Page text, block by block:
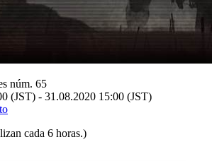
núm. 65
(JST) - 31.08.2020 15:00 (JST)
cada 6 horas.)